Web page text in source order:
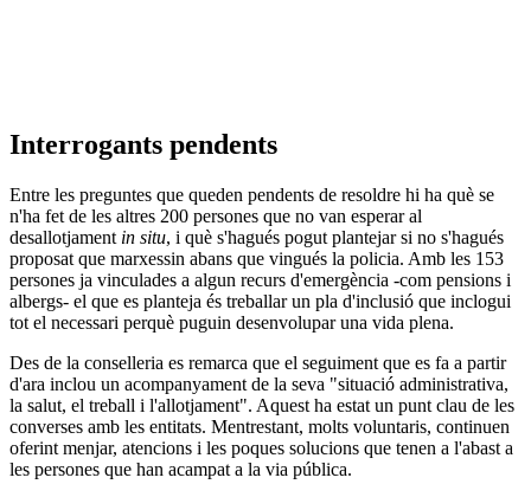
Interrogants pendents
Entre les preguntes que queden pendents de resoldre hi ha què se
n'ha fet de les altres 200 persones que no van esperar al
desallotjament in situ, i què s'hagués pogut plantejar si no s'hagués
proposat que marxessin abans que vingués la policia. Amb les 153
persones ja vinculades a algun recurs d'emergència -com pensions i
albergs- el que es planteja és treballar un pla d'inclusió que inclogui
tot el necessari perquè puguin desenvolupar una vida plena.
Des de la conselleria es remarca que el seguiment que es fa a partir
d'ara inclou un acompanyament de la seva "situació administrativa,
la salut, el treball i l'allotjament". Aquest ha estat un punt clau de les
converses amb les entitats. Mentrestant, molts voluntaris, continuen
oferint menjar, atencions i les poques solucions que tenen a l'abast a
les persones que han acampat a la via pública.